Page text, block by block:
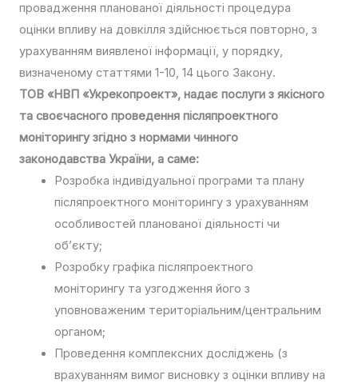
провадження планованої діяльності процедура
оцінки впливу на довкілля здійснюється повторно, з
урахуванням виявленої інформації, у порядку,
визначеному статтями 1-10, 14 цього Закону.
ТОВ «НВП «Укрекопроект», надає послуги з якісного
та своєчасного проведення післяпроектного
моніторингу згідно з нормами чинного
законодавства України, а саме:
Розробка індивідуальної програми та плану
післяпроектного моніторингу з урахуванням
особливостей планованої діяльності чи
об’єкту;
Розробку графіка післяпроектного
моніторингу та узгодження його з
уповноваженим територіальним/центральним
органом;
Проведення комплексних досліджень (з
врахуванням вимог висновку з оцінки впливу на